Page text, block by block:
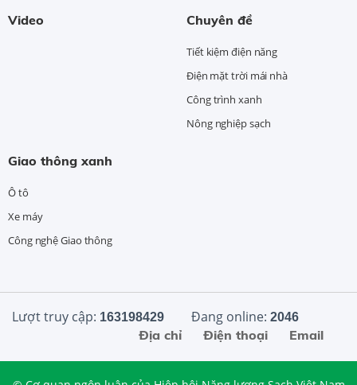
Video Chuyên đề
Tiết kiệm điện năng
Điện mặt trời mái nhà
Công trình xanh
Nông nghiệp sạch
Giao thông xanh
Ô tô
Xe máy
Công nghệ Giao thông
Lượt truy cập: 163198429 Đang online: 2046
Email
Điện thoại
Địa chỉ